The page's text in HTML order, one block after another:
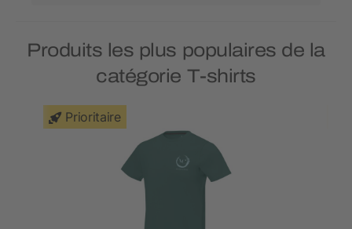
Produits les plus populaires de la
catégorie T-shirts
Prioritaire